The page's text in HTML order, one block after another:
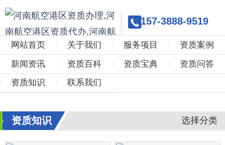
157-3888-9519
网站首页 关于我们 服务项目 资质案例
新闻资讯 资质百科 资质宝典 资质问答
资质知识 联系我们
资质知识 选择分类